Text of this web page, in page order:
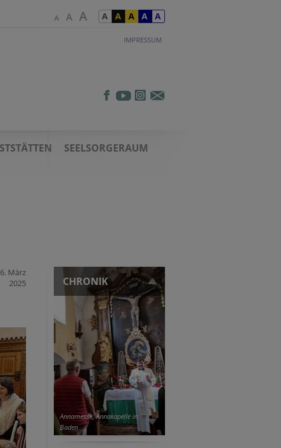
IMPRESSUM
SEELSORGERAUM
März
2025
CHRONIK
Annamesse, Annakapelle in
Baden